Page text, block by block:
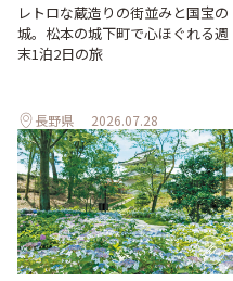
レトロな蔵造りの街並みと国宝の
城。松本の城下町で心ほぐれる週
末1泊2日の旅
長野県 2026.07.28